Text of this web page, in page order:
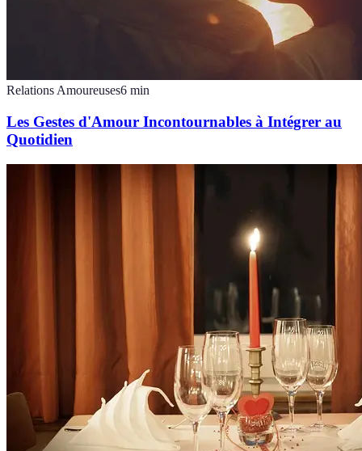
Relations Amoureuses6 min
Les Gestes d'Amour Incontournables à Intégrer au
Quotidien